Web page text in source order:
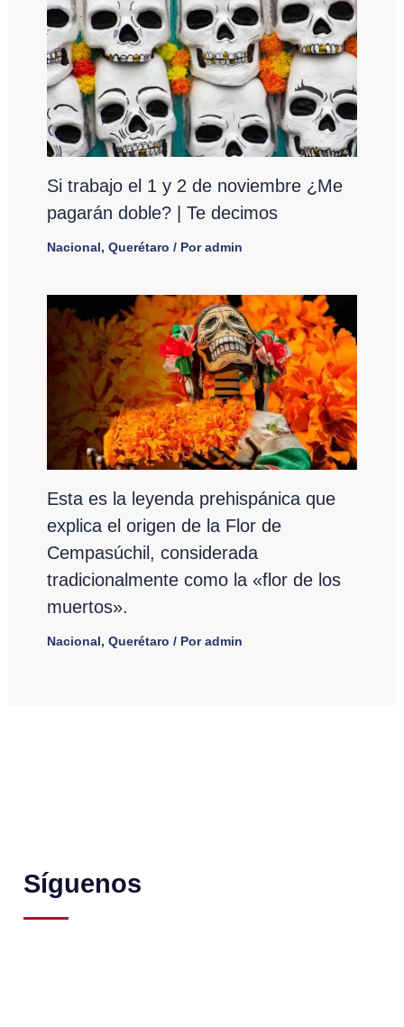
Si trabajo el 1 y 2 de noviembre ¿Me
pagarán doble? | Te decimos
Nacional, Querétaro / Poradmin
Esta es la leyenda prehispánica que
explica el origen de la Flor de
Cempasúchil, considerada
tradicionalmente como la «flor de los
muertos».
Nacional, Querétaro / Poradmin
Síguenos